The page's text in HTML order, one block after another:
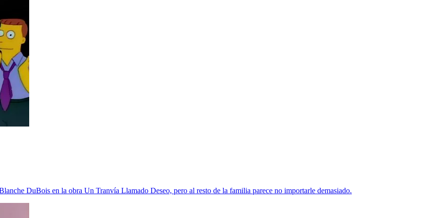
DuBois en la obra Un Tranvía Llamado Deseo, pero al resto de la familia parece no importarle demasiado.